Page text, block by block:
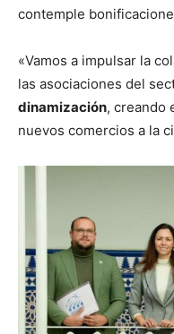
contemple
«Vamos a impulsar la
las asociaciones del
dinamización, creando
nuevos comercios a la